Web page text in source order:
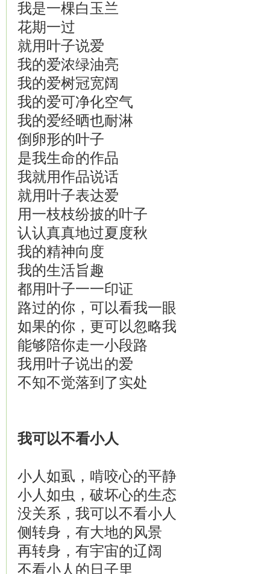
我是一棵白玉兰
花期一过
就用叶子说爱
我的爱浓绿油亮
我的爱树冠宽阔
我的爱可净化空气
我的爱经晒也耐淋
倒卵形的叶子
是我生命的作品
我就用作品说话
就用叶子表达爱
用一枝枝纷披的叶子
认认真真地过夏度秋
我的精神向度
我的生活旨趣
都用叶子一一印证
路过的你，可以看我一眼
如果的你，更可以忽略我
能够陪你走一小段路
我用叶子说出的爱
不知不觉落到了实处
我可以不看小人
小人如虱，啃咬心的平静
小人如虫，破坏心的生态
没关系，我可以不看小人
侧转身，有大地的风景
再转身，有宇宙的辽阔
不看小人的日子里